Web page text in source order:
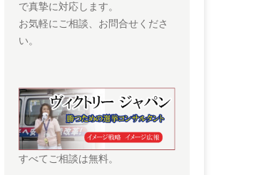
で真摯に対応します。
お気軽にご相談、お問合せくださ
い。
すべてご相談は無料。